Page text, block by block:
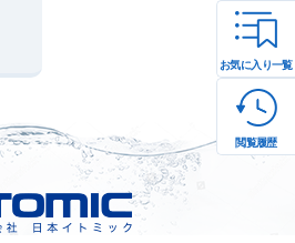
お気に入り一覧
閲覧履歴